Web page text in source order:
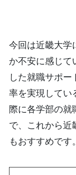
今回は近畿大学
か不安に感じて
した就職サポ
率を実現してい
際に各学部の就
で、これから近
もおすすめです。